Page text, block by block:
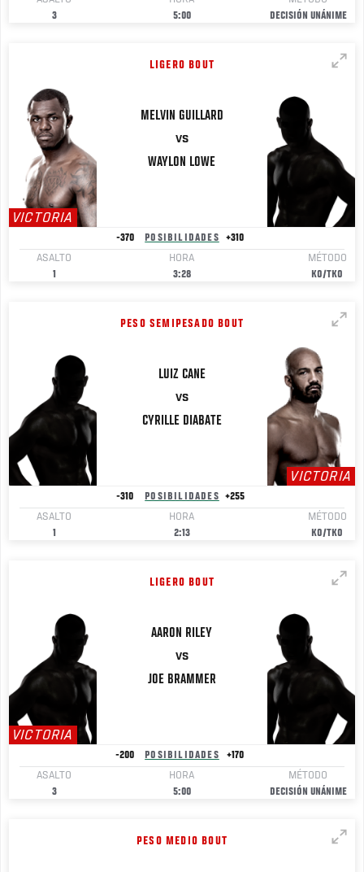
3
5:00
DECISIÓN UNÁNIME
LIGERO BOUT
VICTORIA
MELVIN GUILLARD
VS
WAYLON LOWE
-370 POSIBILIDADES
+310
ASALTO
1
HORA
3:28
MÉTODO
KO/TKO
PESO SEMIPESADO BOUT
LUIZ CANE
VS
CYRILLE DIABATE
VICTORIA
-310 POSIBILIDADES +255
ASALTO
1
HORA
2:13
MÉTODO
KO/TKO
LIGERO BOUT
VICTORIA
AARON RILEY
VS
JOE BRAMMER
-200 POSIBILIDADES
+170
ASALTO
3
HORA
5:00
MÉTODO
DECISIÓN UNÁNIME
PESO MEDIO BOUT